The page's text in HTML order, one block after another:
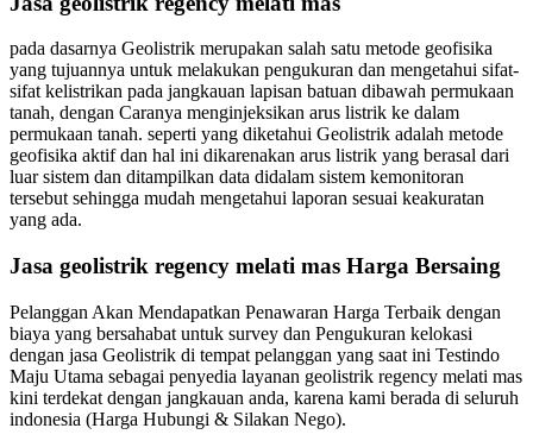
pada dasarnya Geolistrik merupakan salah satu metode geofisika
yang tujuannya untuk melakukan pengukuran dan mengetahui sifat-
sifat kelistrikan pada jangkauan lapisan batuan dibawah permukaan
tanah, dengan Caranya menginjeksikan arus listrik ke dalam
permukaan tanah. seperti yang diketahui Geolistrik adalah metode
geofisika aktif dan hal ini dikarenakan arus listrik yang berasal dari
luar sistem dan ditampilkan data didalam sistem kemonitoran
tersebut sehingga mudah mengetahui laporan sesuai keakuratan
yang ada.
Jasa geolistrik regency melati mas Harga Bersaing
Pelanggan Akan Mendapatkan Penawaran Harga Terbaik dengan
biaya yang bersahabat untuk survey dan Pengukuran kelokasi
dengan jasa Geolistrik di tempat pelanggan yang saat ini Testindo
Maju Utama sebagai penyedia layanan geolistrik regency melati mas
kini terdekat dengan jangkauan anda, karena kami berada di seluruh
indonesia (Harga Hubungi & Silakan Nego).